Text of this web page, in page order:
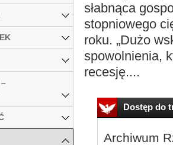
słabnąca
stopniowego
roku. „Dużo
spowolnienia,
recesję....
Dostęp do
Archiwum